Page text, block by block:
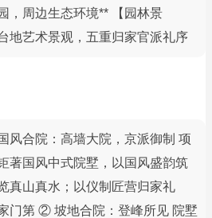
，周边生态环境** 【园林景
地艺术景观，五重归家官派礼序
风合院：高墙大院，京派御制 项
著国风中式院墅，以国风盛韵筑
真山真水；以仪制匠营归家礼
门第 ② 坡地合院：登峰所见 院墅